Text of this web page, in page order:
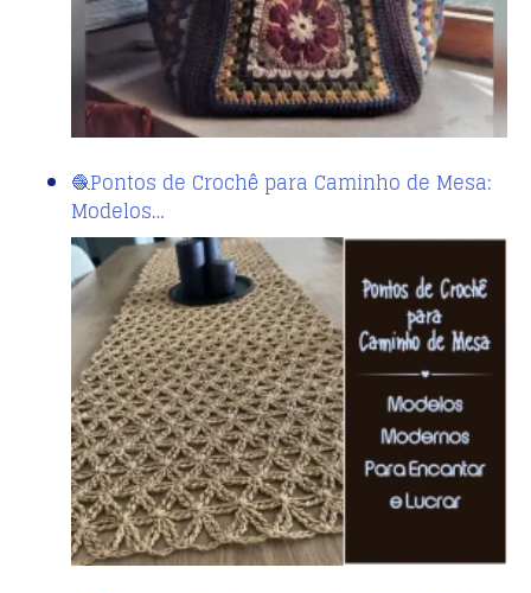
🧶Pontos de Crochê para Caminho de Mesa:
Modelos…